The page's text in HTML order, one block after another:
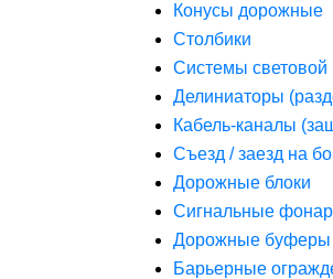
Конусы дорожные
Столбики
Системы световой
Делиниаторы
Кабель-каналы
Съезд / заезд на
Дорожные блоки
Сигнальные
Дорожные буферы
Барьерные